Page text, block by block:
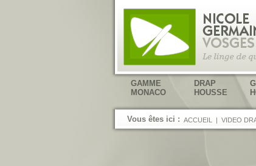
GAMME
MONACO
DRAP
HOUSSE
Vous êtes ici : ACCUEIL | VIDEO